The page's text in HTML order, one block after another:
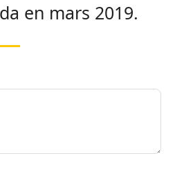
en mars 2019.